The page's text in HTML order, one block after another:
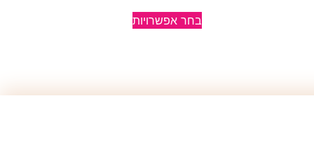
בחר אפשרויות